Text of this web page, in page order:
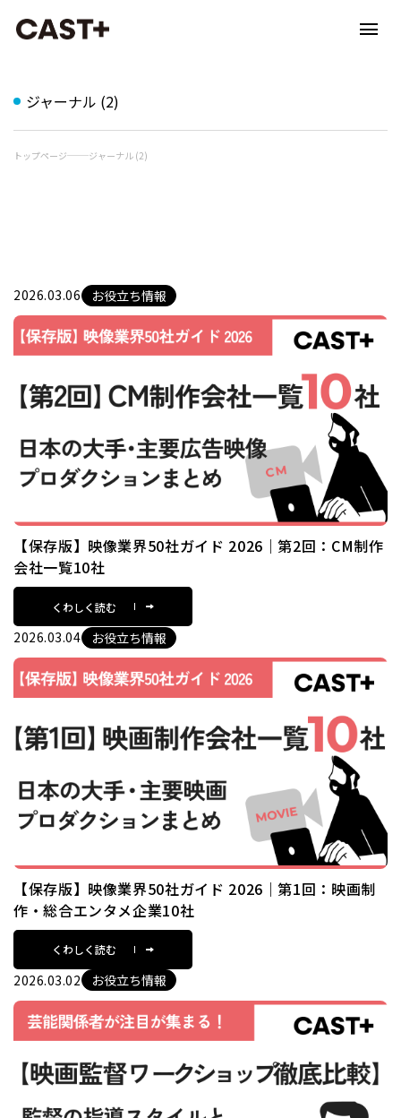
ジャーナル (2)
トップページ ジャーナル (2)
2026.03.06 お役立ち情報
【保存版】映像業界50社ガイド 2026｜第2回：CM制作
会社一覧10社
くわしく読む
2026.03.04 お役立ち情報
【保存版】映像業界50社ガイド 2026｜第1回：映画制
作・総合エンタメ企業10社
くわしく読む
2026.03.02 お役立ち情報